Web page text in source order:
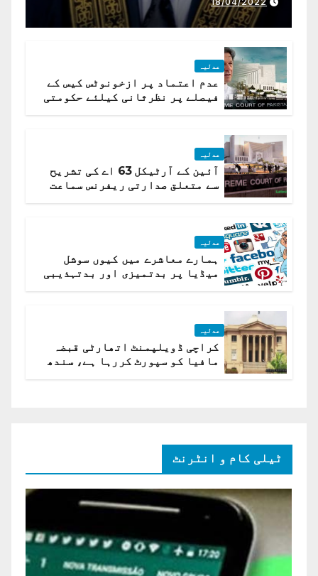
جسٹس پاکستان
عدلیہ
عدم اعتماد پر ازخونوٹس کیس کے
فیصلے پر نظرثانی کیلئے حکومتی
عدلیہ
آئین کے آرٹیکل 63 اے کی تشریح
سے متعلق صدارتی ریفرنس سماعت
عدلیہ
ہمارے معاشرے میں کیوں سوشل
میڈیا پر بدتمیزی اور بدتہذیبی
عدلیہ
کراچی ڈویلپمنٹ اتھارٹی قبضہ
مافیا کو سپورٹ کررہا ہے، سندھ
ٹیلی کام و انٹرنٹ